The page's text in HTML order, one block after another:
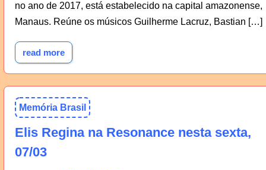
no ano de 2017, está estabelecido na capital amazonense,
Manaus. Reúne os músicos Guilherme Lacruz, Bastian […]
read more
Memória Brasil
Elis Regina na Resonance nesta sexta,
07/03